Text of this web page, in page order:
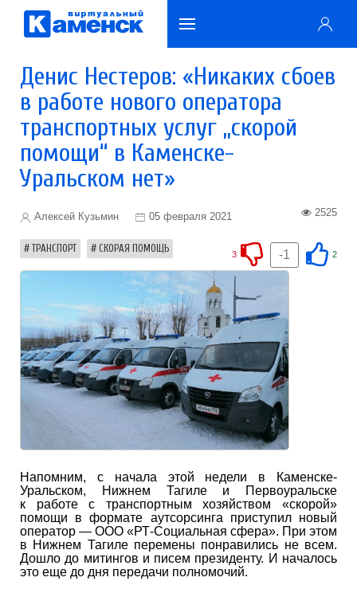
Денис Нестеров: «Никаких сбоев
в работе нового оператора
транспортных услуг „скорой
помощи“ в Каменске-
Уральском нет»
Алексей Кузьмин 05 февраля 2021 2525
ТРАНСПОРТ СКОРАЯ ПОМОЩЬ 2
-1
3
Напомним, с начала этой недели в Каменске-
Уральском, Нижнем Тагиле и Первоуральске
к работе с транспортным хозяйством «скорой»
помощи в формате аутсорсинга приступил новый
оператор — ООО «РТ-Социальная сфера». При этом
в Нижнем Тагиле перемены понравились не всем.
Дошло до митингов и писем президенту. И началось
это еще до дня передачи полномочий.